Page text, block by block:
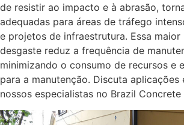
de resistir ao impacto e à abrasão,
adequadas para áreas de tráfego
e projetos de infraestrutura. Essa maior
desgaste reduz a frequência de
minimizando o consumo de recursos e
para a manutenção. Discuta aplicações
nossos especialistas no Brazil Concrete